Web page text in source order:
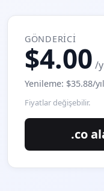
GÖNDERICI
$4.00 /
Yenileme: $35.88/yıl
Fiyatlar değişebilir.
.co